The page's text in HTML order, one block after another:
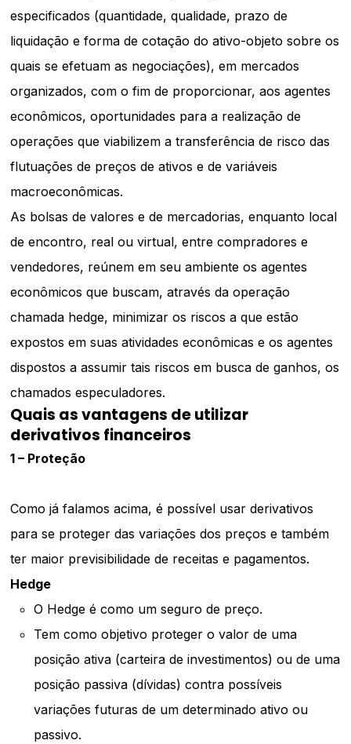
especificados (quantidade, qualidade, prazo de
liquidação e forma de cotação do ativo-objeto sobre os
quais se efetuam as negociações), em mercados
organizados, com o fim de proporcionar, aos agentes
econômicos, oportunidades para a realização de
operações que viabilizem a transferência de risco das
flutuações de preços de ativos e de variáveis
macroeconômicas.
As bolsas de valores e de mercadorias, enquanto local
de encontro, real ou virtual, entre compradores e
vendedores, reúnem em seu ambiente os agentes
econômicos que buscam, através da operação
chamada hedge, minimizar os riscos a que estão
expostos em suas atividades econômicas e os agentes
dispostos a assumir tais riscos em busca de ganhos, os
chamados especuladores.
Quais as vantagens de utilizar
derivativos financeiros
1 – Proteção
Como já falamos acima, é possível usar derivativos
para se proteger das variações dos preços e também
ter maior previsibilidade de receitas e pagamentos.
Hedge
O Hedge é como um seguro de preço.
Tem como objetivo proteger o valor de uma
posição ativa (carteira de investimentos) ou de uma
posição passiva (dívidas) contra possíveis
variações futuras de um determinado ativo ou
passivo.